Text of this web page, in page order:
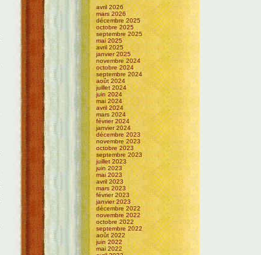
avril 2026
mars 2026
décembre 2025
octobre 2025
septembre 2025
mai 2025
avril 2025
janvier 2025
novembre 2024
octobre 2024
septembre 2024
août 2024
juillet 2024
juin 2024
mai 2024
avril 2024
mars 2024
février 2024
janvier 2024
décembre 2023
novembre 2023
octobre 2023
septembre 2023
juillet 2023
juin 2023
mai 2023
avril 2023
mars 2023
février 2023
janvier 2023
décembre 2022
novembre 2022
octobre 2022
septembre 2022
août 2022
juin 2022
mai 2022